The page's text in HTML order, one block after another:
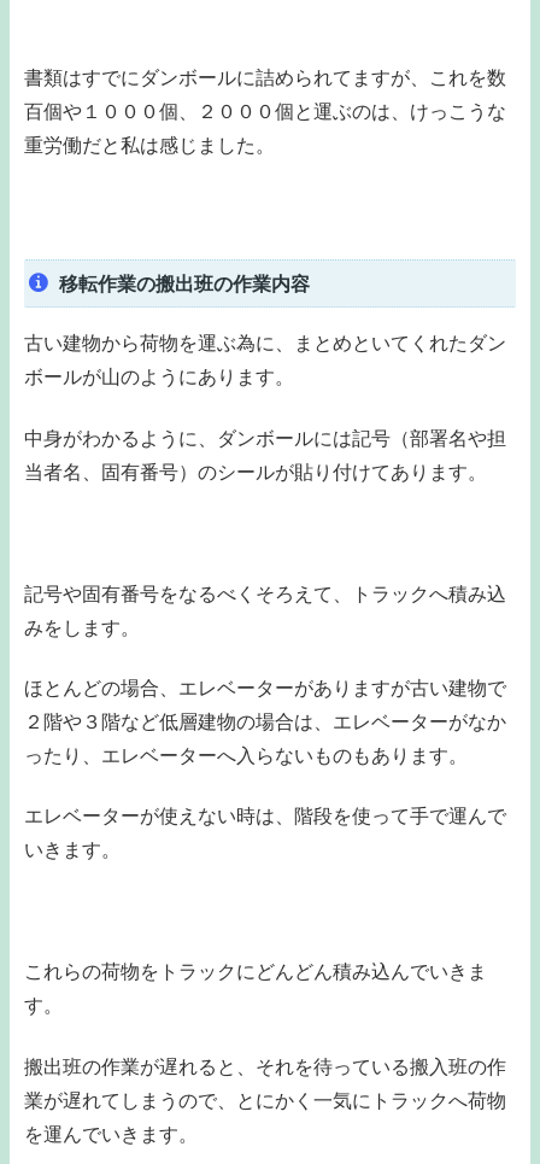
書類はすでにダンボールに詰められてますが、これを数
百個や１０００個、２０００個と運ぶのは、けっこうな
重労働だと私は感じました。
移転作業の搬出班の作業内容
古い建物から荷物を運ぶ為に、まとめといてくれたダン
ボールが山のようにあります。
中身がわかるように、ダンボールには記号（部署名や担
当者名、固有番号）のシールが貼り付けてあります。
記号や固有番号をなるべくそろえて、トラックへ積み込
みをします。
ほとんどの場合、エレベーターがありますが古い建物で
２階や３階など低層建物の場合は、エレベーターがなか
ったり、エレベーターへ入らないものもあります。
エレベーターが使えない時は、階段を使って手で運んで
いきます。
これらの荷物をトラックにどんどん積み込んでいきま
す。
搬出班の作業が遅れると、それを待っている搬入班の作
業が遅れてしまうので、とにかく一気にトラックへ荷物
を運んでいきます。